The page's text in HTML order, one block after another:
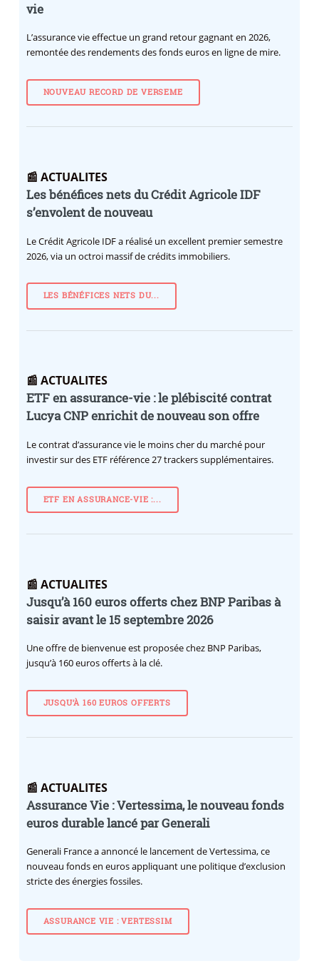
vie
L’assurance vie effectue un grand retour gagnant en 2026,
remontée des rendements des fonds euros en ligne de mire.
NOUVEAU RECORD DE VERSEME
📰 ACTUALITES
Les bénéfices nets du Crédit Agricole IDF
s’envolent de nouveau
Le Crédit Agricole IDF a réalisé un excellent premier semestre
2026, via un octroi massif de crédits immobiliers.
LES BÉNÉFICES NETS DU...
📰 ACTUALITES
ETF en assurance-vie : le plébiscité contrat
Lucya CNP enrichit de nouveau son offre
Le contrat d’assurance vie le moins cher du marché pour
investir sur des ETF référence 27 trackers supplémentaires.
ETF EN ASSURANCE-VIE :...
📰 ACTUALITES
Jusqu’à 160 euros offerts chez BNP Paribas à
saisir avant le 15 septembre 2026
Une offre de bienvenue est proposée chez BNP Paribas,
jusqu’à 160 euros offerts à la clé.
JUSQU’À 160 EUROS OFFERTS
📰 ACTUALITES
Assurance Vie : Vertessima, le nouveau fonds
euros durable lancé par Generali
Generali France a annoncé le lancement de Vertessima, ce
nouveau fonds en euros appliquant une politique d’exclusion
stricte des énergies fossiles.
ASSURANCE VIE : VERTESSIM